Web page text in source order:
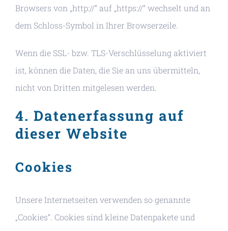
Browsers von „http://“ auf „https://“ wechselt und an
dem Schloss-Symbol in Ihrer Browserzeile.
Wenn die SSL- bzw. TLS-Verschlüsselung aktiviert
ist, können die Daten, die Sie an uns übermitteln,
nicht von Dritten mitgelesen werden.
4. Datenerfassung auf
dieser Website
Cookies
Unsere Internetseiten verwenden so genannte
„Cookies“. Cookies sind kleine Datenpakete und